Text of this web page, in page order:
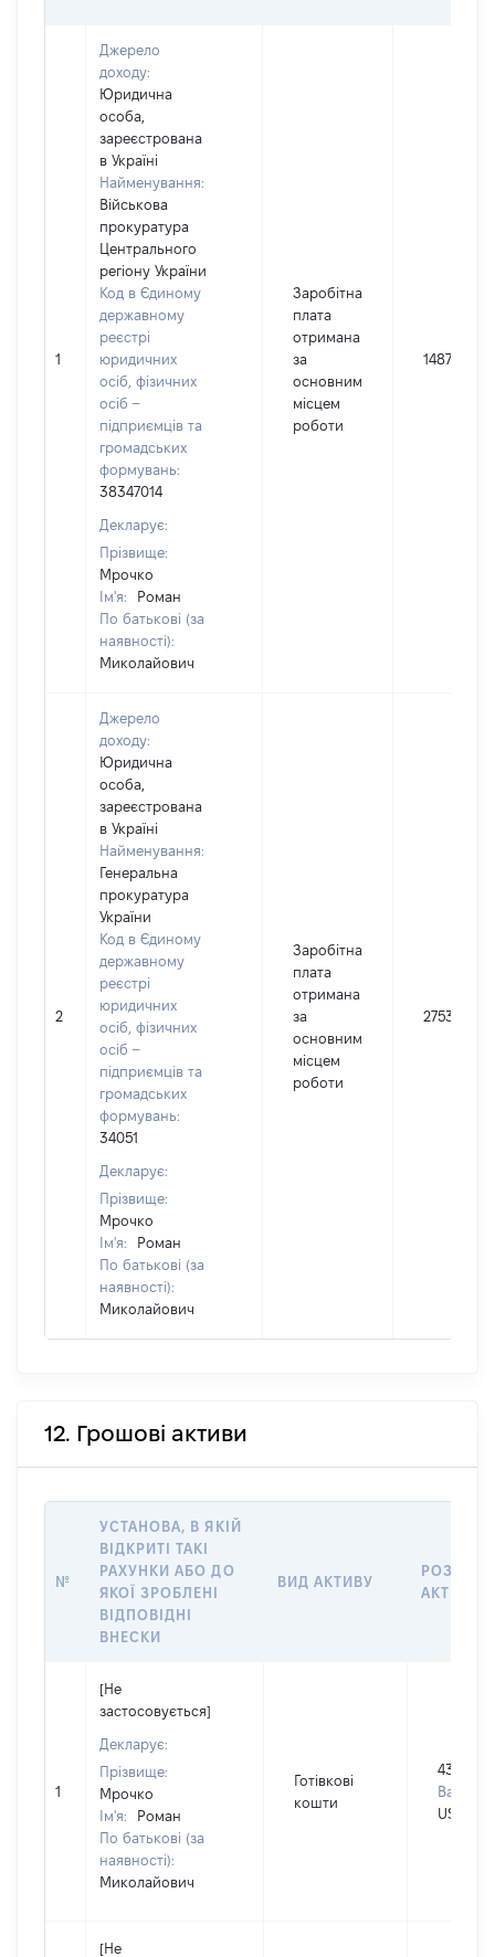
1
Джерело
доходу:
Юридична
особа,
зареєстрована
в Україні
Найменування:
Військова
прокуратура
Центрального
регіону України
Код в Єдиному
державному
реєстрі
юридичних
осіб, фізичних
осіб –
підприємців та
громадських
формувань:
38347014
Декларує:
Прізвище:
Мрочко
Ім'я:
Роман
По батькові (за
наявності):
Миколайович
Заробітна
плата
отримана
за
основним
місцем
роботи
148778
2
Джерело
доходу:
Юридична
особа,
зареєстрована
в Україні
Найменування:
Генеральна
прокуратура
України
Код в Єдиному
державному
реєстрі
юридичних
осіб, фізичних
осіб –
підприємців та
громадських
формувань:
34051
Декларує:
Прізвище:
Мрочко
Ім'я:
Роман
По батькові (за
наявності):
Миколайович
Заробітна
плата
отримана
за
основним
місцем
роботи
275344
12. Грошові активи
№
УСТАНОВА, В ЯКІЙ
ВІДКРИТІ ТАКІ
РАХУНКИ АБО ДО
ЯКОЇ ЗРОБЛЕНІ
ВІДПОВІДНІ
ВНЕСКИ
ВИД АКТИВУ
РОЗМІР
АКТИВУ
1
[Не
застосовується]
Декларує:
Прізвище:
Мрочко
Ім'я:
Роман
По батькові (за
наявності):
Миколайович
Готівкові
кошти
43000
Валюта:
USD
[Не